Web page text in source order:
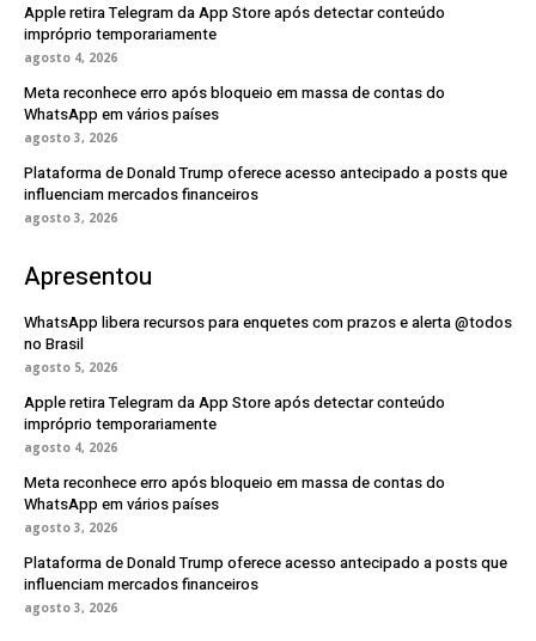
Apple retira Telegram da App Store após detectar conteúdo
impróprio temporariamente
agosto 4, 2026
Meta reconhece erro após bloqueio em massa de contas do
WhatsApp em vários países
agosto 3, 2026
Plataforma de Donald Trump oferece acesso antecipado a posts que
influenciam mercados financeiros
agosto 3, 2026
Apresentou
WhatsApp libera recursos para enquetes com prazos e alerta @todos
no Brasil
agosto 5, 2026
Apple retira Telegram da App Store após detectar conteúdo
impróprio temporariamente
agosto 4, 2026
Meta reconhece erro após bloqueio em massa de contas do
WhatsApp em vários países
agosto 3, 2026
Plataforma de Donald Trump oferece acesso antecipado a posts que
influenciam mercados financeiros
agosto 3, 2026